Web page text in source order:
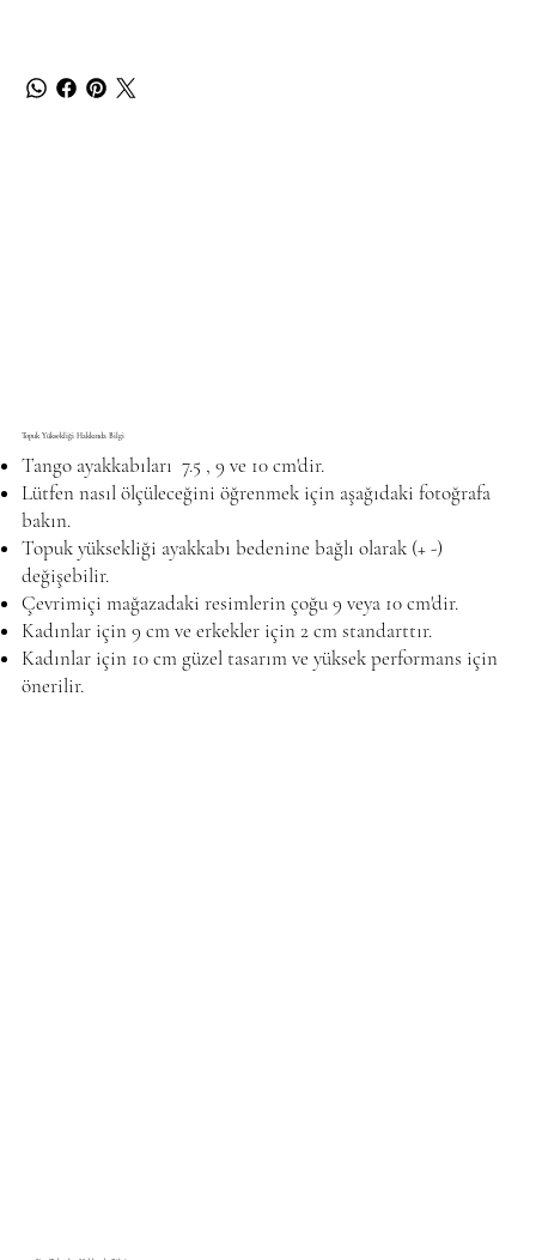
Topuk Yüksekliği Hakkında Bilgi
Tango ayakkabıları 7.5 , 9 ve 10 cm'dir.
Lütfen nasıl ölçüleceğini öğrenmek için aşağıdaki fotoğrafa
bakın.
Topuk yüksekliği ayakkabı bedenine bağlı olarak (+ -)
değişebilir.
Çevrimiçi mağazadaki resimlerin çoğu 9 veya 10 cm'dir.
Kadınlar için 9 cm ve erkekler için 2 cm standarttır.
Kadınlar için 10 cm güzel tasarım ve yüksek performans için
önerilir.